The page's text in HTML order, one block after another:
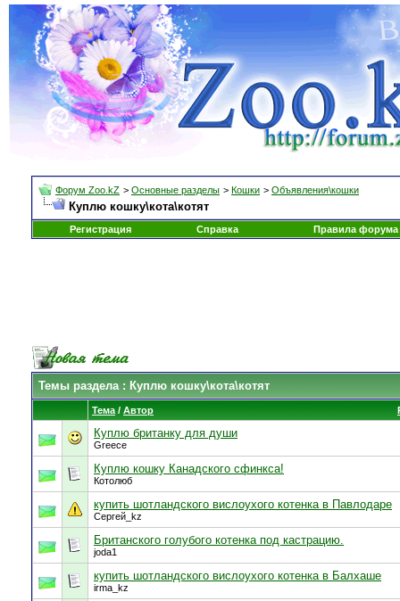
Форум Zoo.kZ > Основные разделы > Кошки > Объявления\кошки
Куплю кошку\кота\котят
Регистрация Справка Правила форума
Темы раздела: Куплю кошку\кота\котят
Тема / Автор
Куплю британку для души
Greece
Куплю кошку Канадского сфинкса!
Котолюб
купить шотландского вислоухого котенка в Павлодаре
Сергей_kz
Британского голубого котенка под кастрацию.
joda1
купить шотландского вислоухого котенка в Балхаше
irma_kz